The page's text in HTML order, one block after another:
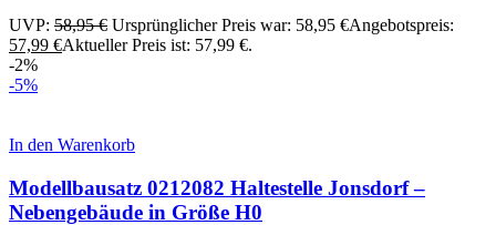
UVP: 58,95€ Ursprünglicher Preis war: 58,95 €Angebotspreis:
57,99 €Aktueller Preis ist: 57,99 €.
-2%
-5%
In den Warenkorb
Modellbausatz 0212082 Haltestelle Jonsdorf –
Nebengebäude in Größe H0